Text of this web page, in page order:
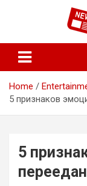
Home
5 признаков
5